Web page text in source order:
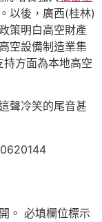
以後，廣西(桂林)
策明白高空財產
空設備制造業集
持方面為本地高空
聲冷笑的尾音甚
。 必填欄位標示